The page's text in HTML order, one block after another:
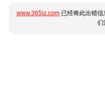
www.365jz.com 已经将此出错
们